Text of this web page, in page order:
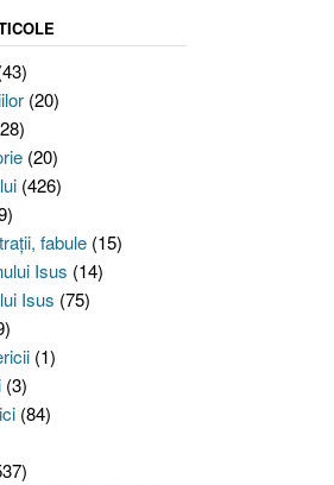
(20)
(20)
(426)
fabule(15)
Isus (14)
Isus (75)
(1)
(3)
(84)